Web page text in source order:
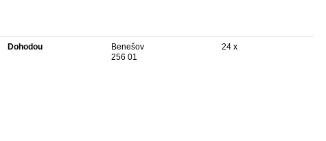
Dohodou
Benešov
256 01
24 x